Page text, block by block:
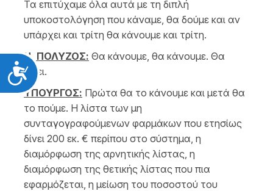
Προσιτότητα
Τα επιτύχαμε όλα αυτά με τη διπλή
υποκοστολόγηση που κάναμε, θα δούμε και αν
υπάρχει και τρίτη θα κάνουμε και τρίτη.
Ν. ΠΟΛΥΖΟΣ: Θα κάνουμε, θα κάνουμε. Θα
γίνει.
ΥΠΟΥΡΓΟΣ: Πρώτα θα το κάνουμε και μετά θα
το πούμε. Η λίστα των μη
συνταγογραφούμενων φαρμάκων που ετησίως
δίνει 200 εκ. € περίπου στο σύστημα, η
διαμόρφωση της αρνητικής λίστας, η
διαμόρφωση της θετικής λίστας που πια
εφαρμόζεται, η μείωση του ποσοστού του